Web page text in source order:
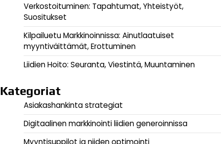
Verkostoituminen: Tapahtumat, Yhteistyöt,
Suositukset
Kilpailuetu Markkinoinnissa: Ainutlaatuiset
myyntiväittämät, Erottuminen
Liidien Hoito: Seuranta, Viestintä, Muuntaminen
Kategoriat
Asiakashankinta strategiat
Digitaalinen markkinointi liidien generoinnissa
Myyntisuppilot ja niiden optimointi